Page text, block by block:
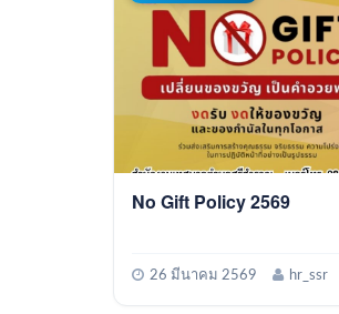
No Gift Policy 2569
26 มีนาคม 2569 hr_ssr